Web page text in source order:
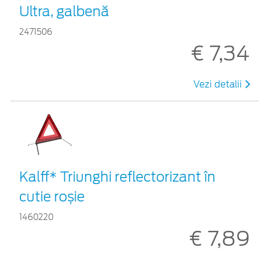
Ultra, galbenă
2471506
€ 7,34
Vezi detalii
Kalff* Triunghi reflectorizant în
cutie roșie
1460220
€ 7,89